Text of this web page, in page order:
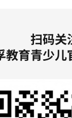
扫码关
教育青少儿